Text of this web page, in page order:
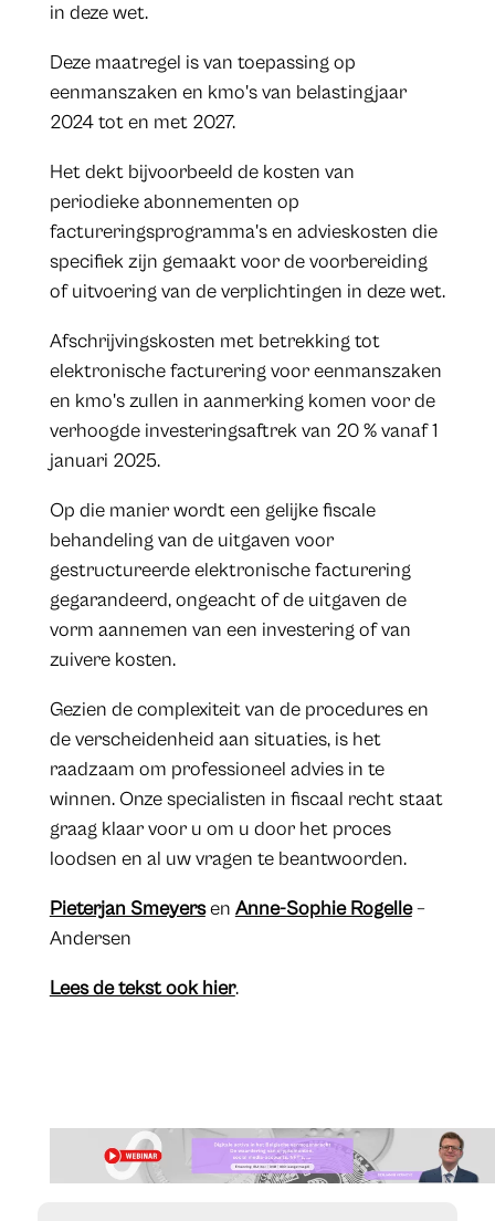
in deze wet.
Deze maatregel is van toepassing op
eenmanszaken en kmo's van belastingjaar
2024 tot en met 2027.
Het dekt bijvoorbeeld de kosten van
periodieke abonnementen op
factureringsprogramma's en advieskosten die
specifiek zijn gemaakt voor de voorbereiding
of uitvoering van de verplichtingen in deze wet.
Afschrijvingskosten met betrekking tot
elektronische facturering voor eenmanszaken
en kmo's zullen in aanmerking komen voor de
verhoogde investeringsaftrek van 20 % vanaf 1
januari 2025.
Op die manier wordt een gelijke fiscale
behandeling van de uitgaven voor
gestructureerde elektronische facturering
gegarandeerd, ongeacht of de uitgaven de
vorm aannemen van een investering of van
zuivere kosten.
Gezien de complexiteit van de procedures en
de verscheidenheid aan situaties, is het
raadzaam om professioneel advies in te
winnen. Onze specialisten in fiscaal recht staat
graag klaar voor u om u door het proces
loodsen en al uw vragen te beantwoorden.
Pieterjan Smeyersen Anne-Sophie Rogelle–
Andersen
Lees de tekst ook hier.